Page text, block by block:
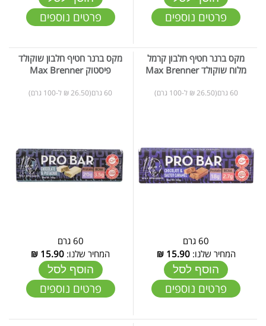
פרטים נוספים פרטים נוספים
מקס ברנר חטיף חלבון קרמל
מלוח שוקולד Max Brenner
60 גרם(26.50 ₪ ל-100 גרם)
60 גרם
המחיר שלנו:15.90
₪
הוסף לסל
פרטים נוספים
מקס ברנר חטיף חלבון שוקולד
פיסטוק Max Brenner
60 גרם(26.50 ₪ ל-100 גרם)
60 גרם
המחיר שלנו: 15.90
₪
הוסף לסל
פרטים נוספים